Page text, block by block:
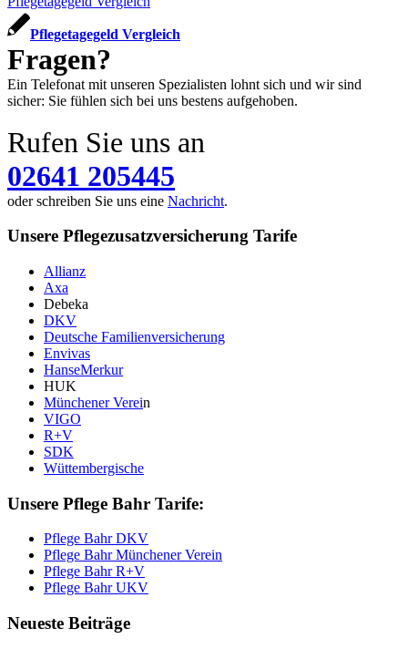
Pflegetagegeld Vergleich
Fragen?
Ein Telefonat mit unseren Spezialisten lohnt sich und wir sind
sicher: Sie fühlen sich bei uns bestens aufgehoben.
Rufen Sie uns an
02641 205445
oder schreiben Sie uns eine Nachricht.
Unsere Pflegezusatzversicherung Tarife
Allianz
Axa
Debeka
DKV
Deutsche Familienversicherung
Envivas
HanseMerkur
HUK
Münchener Verein
VIGO
R+V
SDK
Wüttembergische
Unsere Pflege Bahr Tarife:
Pflege Bahr DKV
Pflege Bahr Münchener Verein
Pflege Bahr R+V
Pflege Bahr UKV
Neueste Beiträge